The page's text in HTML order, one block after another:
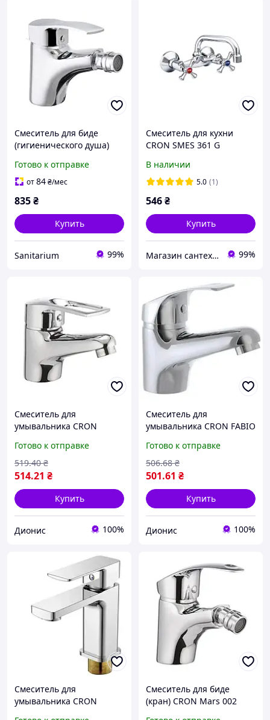
Смеситель для биде
(гигиенического душа)
40 мм (CR0015)
Готово к отправке
от84₴/мес
835₴
Купить
Sanitarium 99%
Смеситель для кухни
CRON SMES 361 G
В наличии
5.0 (1)
546₴
Купить
Магазин сантехники Eurotherm 99%
Смеситель для
умывальника CRON
Готово к отправке
514.21 ₴
519.40 ₴
Купить
Дионис 100%
Смеситель для
умывальника CRON FABIO
Готово к отправке
501.61 ₴
506.68 ₴
Купить
Дионис 100%
Смеситель для
умывальника CRON
Смеситель для биде
(кран) CRON Mars 002